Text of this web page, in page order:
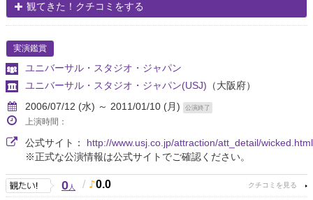
観てきた！クチコミをする
実演鑑賞
ユニバーサル・スタジオ・ジャパン
ユニバーサル・スタジオ・ジャパン(USJ) （大阪府）
2006/07/12 (水) ～ 2011/01/10 (月)
公演終了
上演時間：
公式サイト： http://www.usj.co.jp/attraction/att_detail/wicked.html
※正式な公演情報は公式サイトでご確認ください。
0人 / 0.0